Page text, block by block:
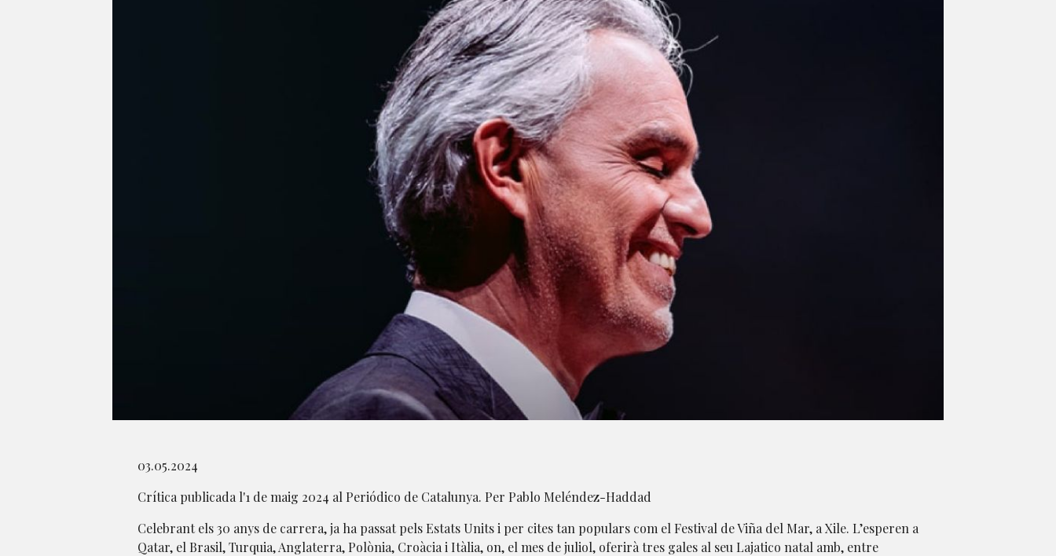
03.05.2024
Crítica publicada l'1 de maig 2024 al Periódico de Catalunya. Per Pablo Meléndez-Haddad
Celebrant els 30 anys de carrera, ja ha passat pels Estats Units i per cites tan populars com el Festival de Viña del Mar, a Xile. L’esperen a
Qatar, el Brasil, Turquia, Anglaterra, Polònia, Croàcia i Itàlia, on, el mes de juliol, oferirà tres gales al seu Lajatico natal amb, entre